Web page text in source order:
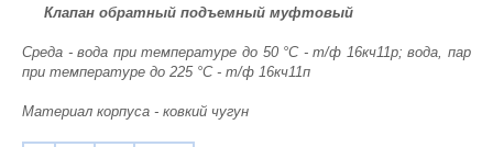
Клапан обратный подъемный муфтовый
Среда - вода при температуре до 50 °С - т/ф 16кч11р; вода, пар
при температуре до 225 °С - т/ф 16кч11п
Материал корпуса - ковкий чугун